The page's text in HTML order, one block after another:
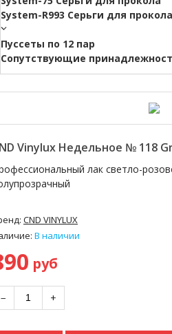
System-R993 Серьги для прокола
Пуссеты по 12 пар
Cопутствующие
Vinylux Недельное № 118
лак светло-
CND VINYLUX
В наличии
руб
− +